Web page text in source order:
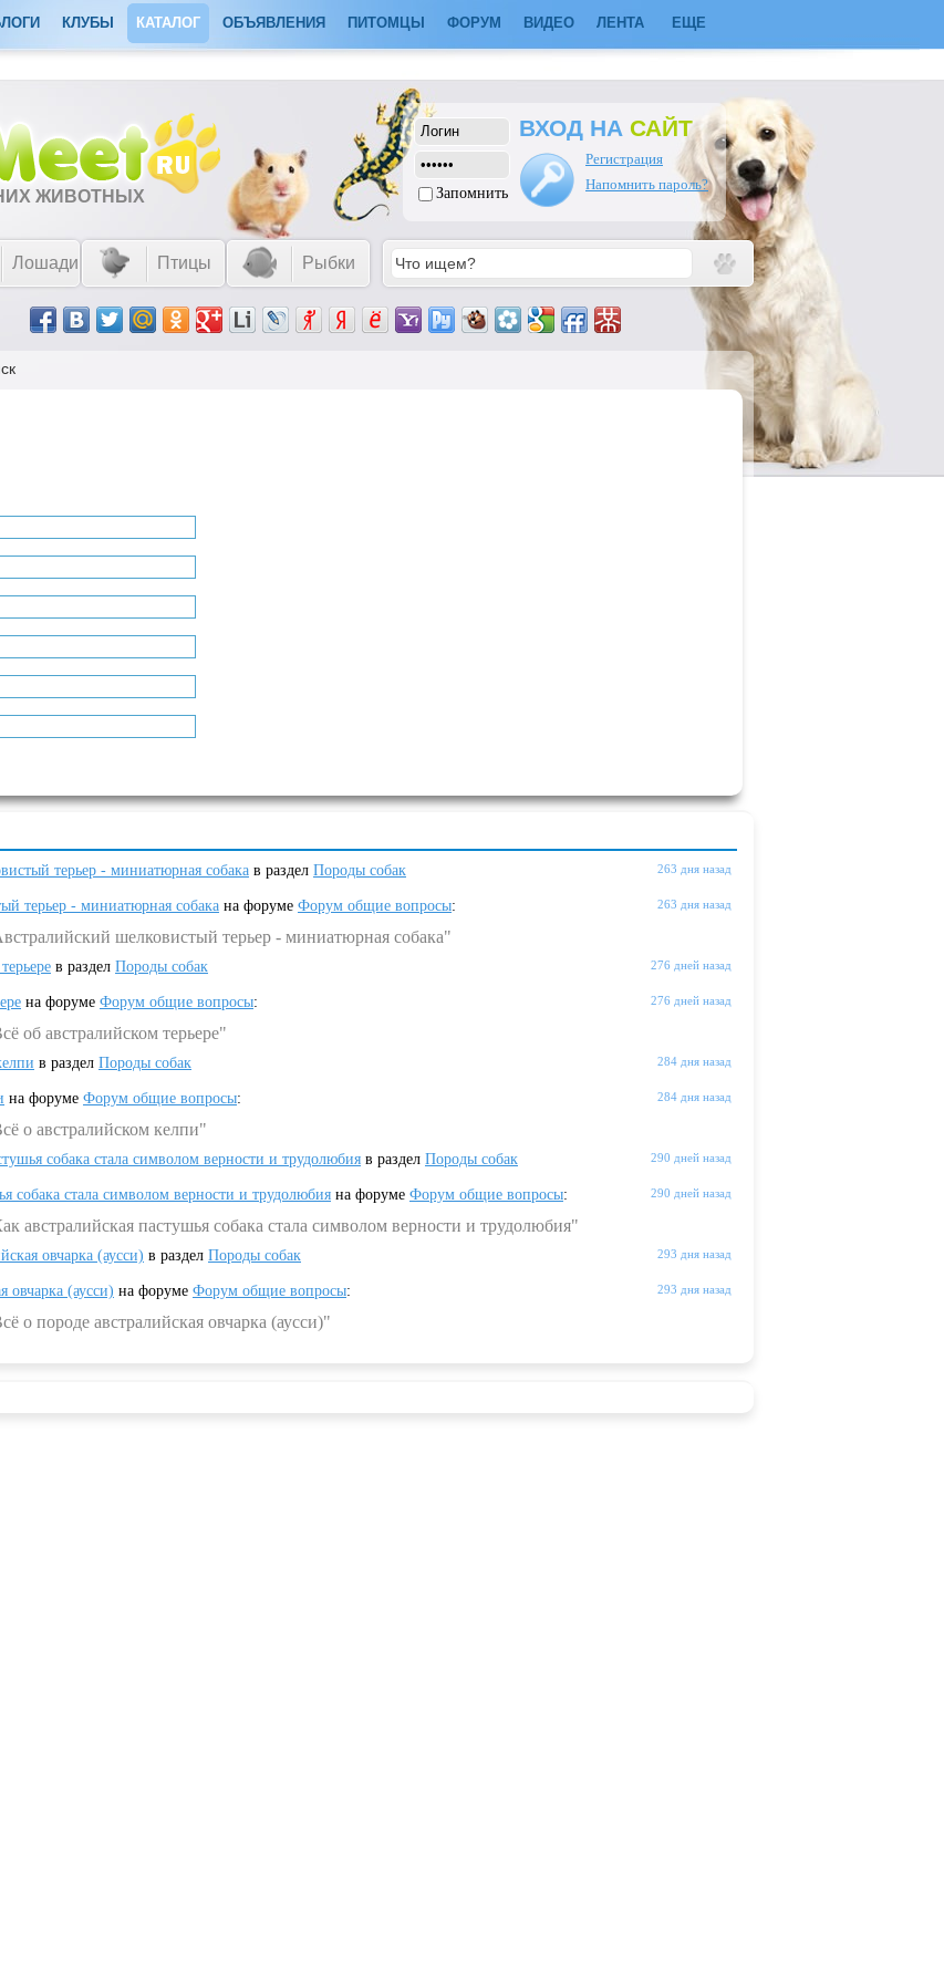
КЛУБЫ КАТАЛОГ ОБЪЯВЛЕНИЯ ПИТОМЦЫ ФОРУМ ВИДЕО ЛЕНТА ЕЩЕ
ЖИВОТНЫХ Запомнить
ВХОД НА САЙТ
Регистрация
Напомнить пароль?
Лошади Птицы Рыбки
263 дня назад
терьер - миниатюрная собака в раздел Породы собак
263 дня назад
терьер - миниатюрная собака на форуме Форум общие вопросы:
шелковистый терьер - миниатюрная собака"
276 дней назад
в раздел Породы собак
276 дней назад
на форуме Форум общие вопросы:
об австралийском терьере"
284 дня назад
в раздел Породы собак
284 дня назад
на форуме Форум общие вопросы:
о австралийском келпи"
290 дней назад
собака стала символом верности и трудолюбия в раздел Породы собак
290 дней назад
собака стала символом верности и трудолюбия на форуме Форум общие вопросы:
австралийская пастушья собака стала символом верности и трудолюбия"
293 дня назад
овчарка (аусси) в раздел Породы собак
293 дня назад
овчарка (аусси) на форуме Форум общие вопросы:
о породе австралийская овчарка (аусси)"